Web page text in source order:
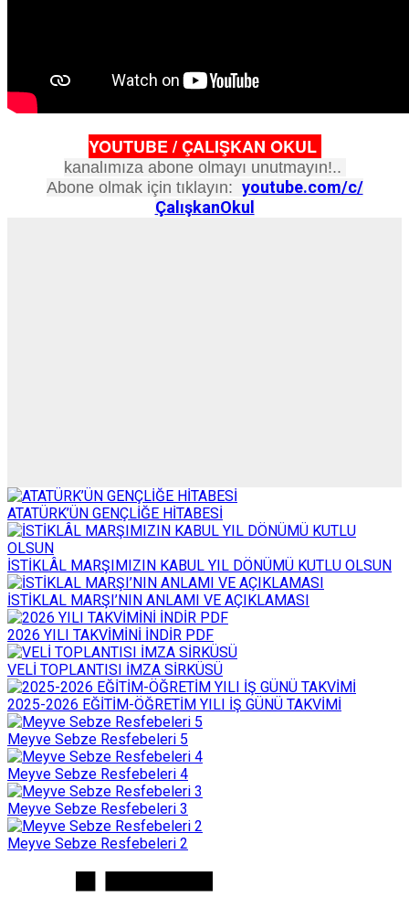
YOUTUBE / ÇALIŞKAN OKUL
kanalımıza abone olmayı unutmayın!..
Abone olmak için tıklayın: youtube.com/c/
ÇalışkanOkul
ATATÜRK’ÜN GENÇLİĞE HİTABESİ
İSTİKLÂL MARŞIMIZIN KABUL YIL DÖNÜMÜ KUTLU OLSUN
İSTİKLAL MARŞI’NIN ANLAMI VE AÇIKLAMASI
2026 YILI TAKVİMİNİ İNDİR PDF
VELİ TOPLANTISI İMZA SİRKÜSÜ
2025-2026 EĞİTİM-ÖĞRETİM YILI İŞ GÜNÜ TAKVİMİ
Meyve Sebze Resfebeleri 5
Meyve Sebze Resfebeleri 4
Meyve Sebze Resfebeleri 3
Meyve Sebze Resfebeleri 2